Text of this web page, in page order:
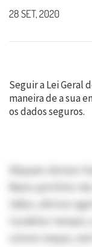
28 SET, 2020
Seguir a Lei Geral
maneira de a sua
os dados seguros.
Aliquam dictum
libero porttitor
tellus, ultrices
Curabitur
rutrum neque,